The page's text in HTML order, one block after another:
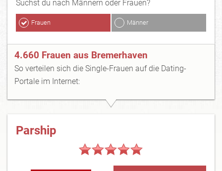
Suchst du nach Männern oder Frauen?
Frauen Männer
4.660 Frauen aus Bremerhaven
So verteilen sich die Single-Frauen auf die Dating-
Portale im Internet:
Parship